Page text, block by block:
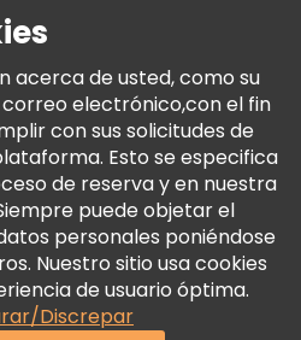
acerca de usted, como su
electrónico,con el fin
con sus solicitudes de
Esto se especifica
de reserva y en nuestra
puede objetar el
personales poniéndose
Nuestro sitio usa cookies
de usuario óptima.
Discrepar